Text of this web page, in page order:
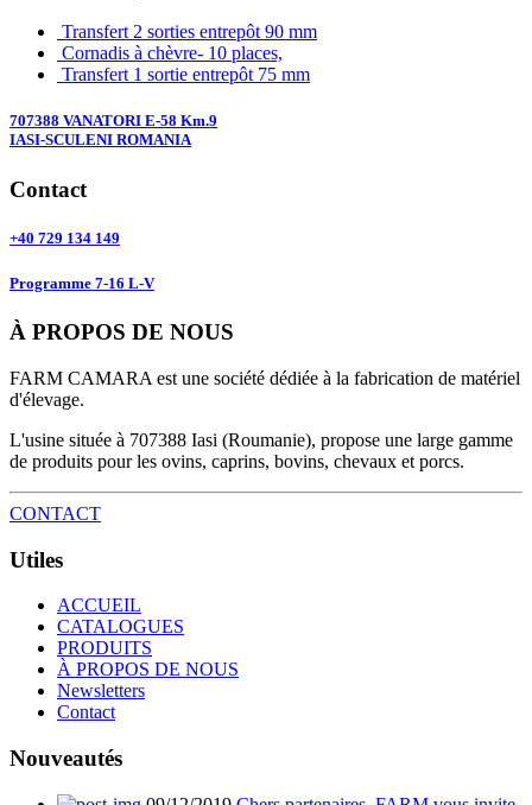
Transfert 2 sorties entrepôt 90 mm
Cornadis à chèvre- 10 places,
Transfert 1 sortie entrepôt 75 mm
707388 VANATORI E-58 Km.9
IASI-SCULENI ROMANIA
Contact
+40 729 134 149
Programme 7-16 L-V
À PROPOS DE NOUS
FARM CAMARA est une société dédiée à la fabrication de matériel
d'élevage.
L'usine située à 707388 Iasi (Roumanie), propose une large gamme
de produits pour les ovins, caprins, bovins, chevaux et porcs.
CONTACT
Utiles
ACCUEIL
CATALOGUES
PRODUITS
À PROPOS DE NOUS
Newsletters
Contact
Nouveautés